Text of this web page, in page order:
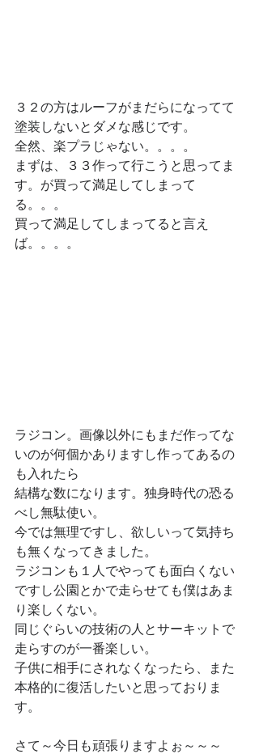
３２の方はルーフがまだらになってて
塗装しないとダメな感じです。
全然、楽プラじゃない。。。。
まずは、３３作って行こうと思ってま
す。が買って満足してしまって
る。。。
買って満足してしまってると言え
ば。。。。
ラジコン。画像以外にもまだ作ってな
いのが何個かありますし作ってあるの
も入れたら
結構な数になります。独身時代の恐る
べし無駄使い。
今では無理ですし、欲しいって気持ち
も無くなってきました。
ラジコンも１人でやっても面白くない
ですし公園とかで走らせても僕はあま
り楽しくない。
同じぐらいの技術の人とサーキットで
走らすのが一番楽しい。
子供に相手にされなくなったら、また
本格的に復活したいと思っておりま
す。
さて～今日も頑張りますよぉ～～～